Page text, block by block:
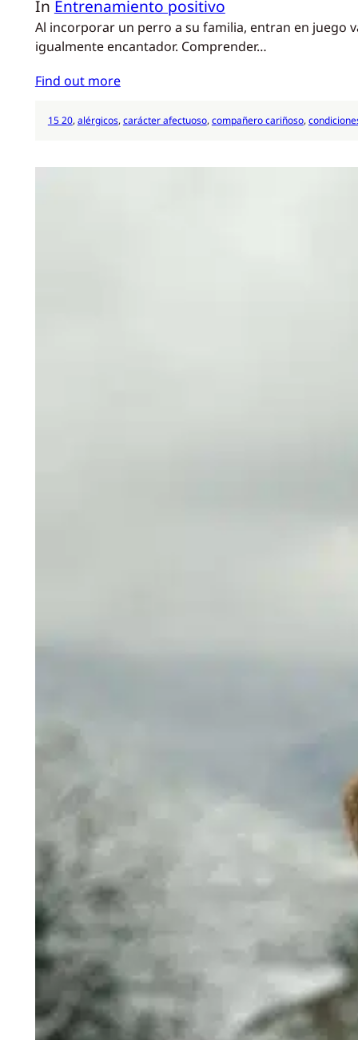
In Entrenamiento positivo
Al incorporar un perro a su familia, entran en juego
igualmente encantador. Comprender…
Find out more
15 20, alérgicos, carácter afectuoso, compañero cariñoso,